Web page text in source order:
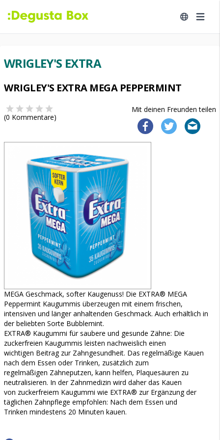
WRIGLEY'S EXTRA
WRIGLEY'S EXTRA MEGA PEPPERMINT
Mit deinen Freunden teilen
(0 Kommentare)
MEGA Geschmack, softer Kaugenuss! Die EXTRA® MEGA
Peppermint Kaugummis überzeugen mit einem frischen,
intensiven und länger anhaltenden Geschmack. Auch erhältlich in
der beliebten Sorte Bubblemint.
EXTRA® Kaugummi für saubere und gesunde Zähne: Die
zuckerfreien Kaugummis leisten nachweislich einen
wichtigen Beitrag zur Zahngesundheit. Das regelmäßige Kauen
nach dem Essen oder Trinken, zusätzlich zum
regelmäßigen Zähneputzen, kann helfen, Plaquesäuren zu
neutralisieren. In der Zahnmedizin wird daher das Kauen
von zuckerfreiem Kaugummi wie EXTRA® zur Ergänzung der
täglichen Zahnpflege empfohlen: Nach dem Essen und
Trinken mindestens 20 Minuten kauen.